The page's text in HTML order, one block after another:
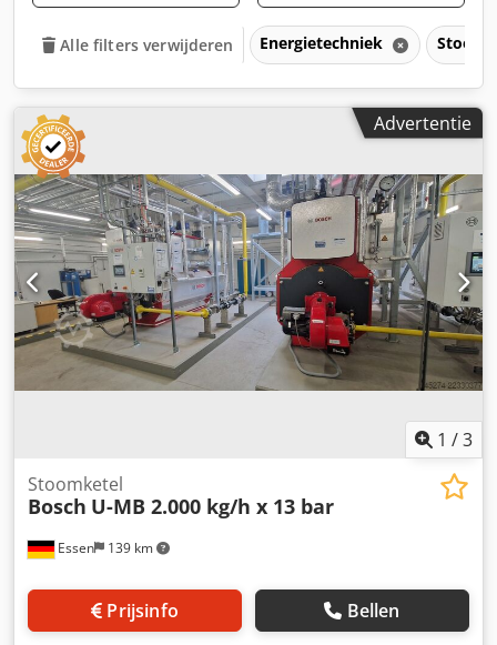
Alle filters verwijderen Energietechniek
Advertentie
1 /3
Essen 139 km
Stoomketel
Bosch U-MB 2.000 kg/h x 13 bar
Prijsinfo Bellen